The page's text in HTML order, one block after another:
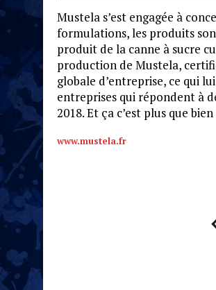
Mustela s’est engagée à
formulations, les produits
produit de la canne à sucre
production de Mustela,
globale d’entreprise, ce qui
entreprises qui répondent à
2018. Et ça c’est plus que bien
www.mustela.fr